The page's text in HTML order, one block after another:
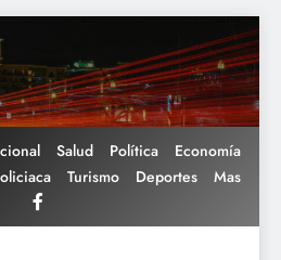
Salud Política
Economía
Turismo Deportes Mas